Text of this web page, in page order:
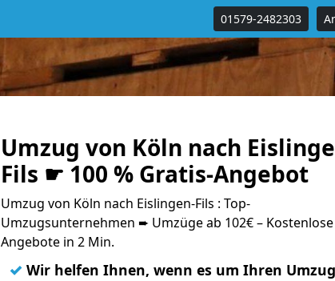
01579-2482303
Umzug von Köln nach
Fils ☛ 100 % Gratis-Angebot
Umzug von Köln nach Eislingen-Fils : Top-
Umzugsunternehmen ➨ Umzüge ab 102€ – Kostenlose
Angebote in 2 Min.
✓ Wir helfen Ihnen, wenn es um Ihren